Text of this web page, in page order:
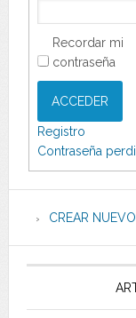
Recordar mi
contraseña
ACCEDER
Registro
Contraseña
CREAR